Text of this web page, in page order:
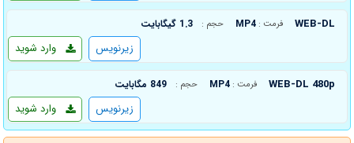
WEB-DL فرمت : MP4 حجم : 1.3 گیگابایت
وارد شوید زیرنویس
WEB-DL 480p فرمت : MP4 حجم : 849 مگابایت
وارد شوید زیرنویس